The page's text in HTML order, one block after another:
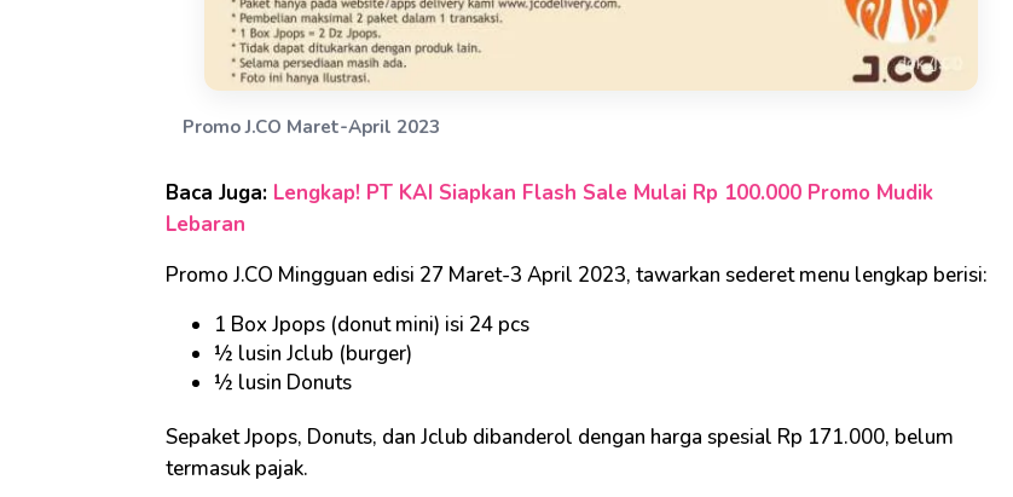
Promo J.CO Maret-April 2023
Baca Juga: Lengkap! PT KAI Siapkan Flash Sale Mulai Rp 100.000 Promo Mudik
Lebaran
Promo J.CO Mingguan edisi 27 Maret-3 April 2023, tawarkan sederet menu lengkap berisi:
1 Box Jpops (donut mini) isi 24 pcs
½ lusin Jclub (burger)
½ lusin Donuts
Sepaket Jpops, Donuts, dan Jclub dibanderol dengan harga spesial Rp 171.000, belum
termasuk pajak.